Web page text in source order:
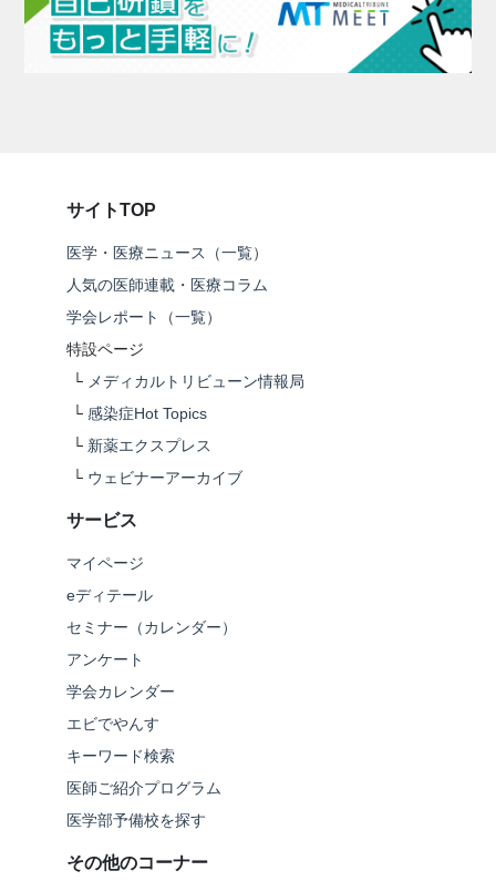
サイトTOP
医学・医療ニュース（一覧）
人気の医師連載・医療コラム
学会レポート（一覧）
特設ページ
└ メディカルトリビューン情報局
└ 感染症Hot Topics
└ 新薬エクスプレス
└ ウェビナーアーカイブ
サービス
マイページ
eディテール
セミナー（カレンダー）
アンケート
学会カレンダー
エビでやんす
キーワード検索
医師ご紹介プログラム
医学部予備校を探す
その他のコーナー